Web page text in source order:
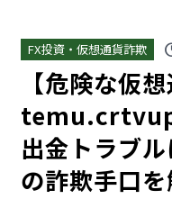
FX投資・仮想通貨詐欺
【危険な仮
出金トラブ
の詐欺手口